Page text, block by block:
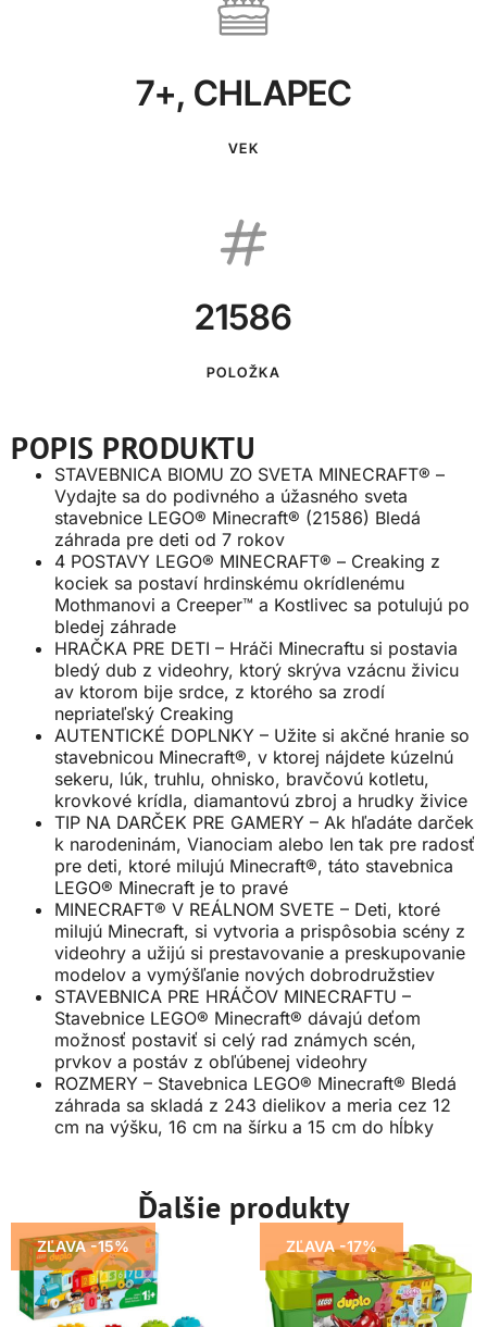
7+, CHLAPEC
VEK
21586
POLOŽKA
POPIS PRODUKTU
STAVEBNICA BIOMU ZO SVETA MINECRAFT® –
Vydajte sa do podivného a úžasného sveta
stavebnice LEGO® Minecraft® (21586) Bledá
záhrada pre deti od 7 rokov
4 POSTAVY LEGO® MINECRAFT® – Creaking z
kociek sa postaví hrdinskému okrídlenému
Mothmanovi a Creeper™ a Kostlivec sa potulujú po
bledej záhrade
HRAČKA PRE DETI – Hráči Minecraftu si postavia
bledý dub z videohry, ktorý skrýva vzácnu živicu
av ktorom bije srdce, z ktorého sa zrodí
nepriateľský Creaking
AUTENTICKÉ DOPLNKY – Užite si akčné hranie so
stavebnicou Minecraft®, v ktorej nájdete kúzelnú
sekeru, lúk, truhlu, ohnisko, bravčovú kotletu,
krovkové krídla, diamantovú zbroj a hrudky živice
TIP NA DARČEK PRE GAMERY – Ak hľadáte darček
k narodeninám, Vianociam alebo len tak pre radosť
pre deti, ktoré milujú Minecraft®, táto stavebnica
LEGO® Minecraft je to pravé
MINECRAFT® V REÁLNOM SVETE – Deti, ktoré
milujú Minecraft, si vytvoria a prispôsobia scény z
videohry a užijú si prestavovanie a preskupovanie
modelov a vymýšľanie nových dobrodružstiev
STAVEBNICA PRE HRÁČOV MINECRAFTU –
Stavebnice LEGO® Minecraft® dávajú deťom
možnosť postaviť si celý rad známych scén,
prvkov a postáv z obľúbenej videohry
ROZMERY – Stavebnica LEGO® Minecraft® Bledá
záhrada sa skladá z 243 dielikov a meria cez 12
cm na výšku, 16 cm na šírku a 15 cm do hĺbky
Ďalšie produkty
ZĽAVA -15% ZĽAVA -17%